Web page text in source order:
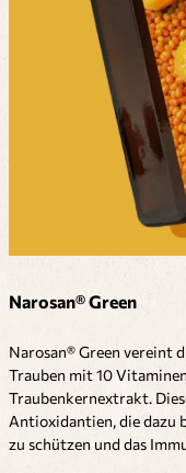
Narosan® Green
Narosan® Green vereint
Trauben mit 10
Traubenkernextrakt.
Antioxidantien, die dazu
zu schützen und das